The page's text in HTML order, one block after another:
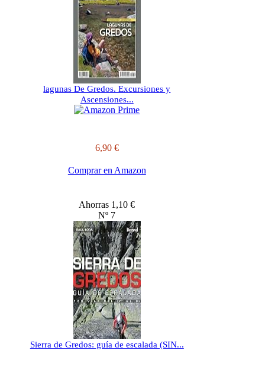
lagunas De Gredos. Excursiones y
Ascensiones...
6,90 €
Comprar en Amazon
Ahorras 1,10 €
Nº 7
Sierra de Gredos: guía de escalada (SIN...